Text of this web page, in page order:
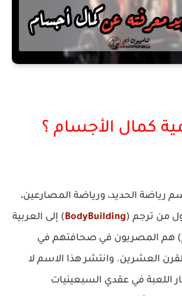
كمال الأجسام ؟
رياضة الحديد، ورياضة المصارعين،
من ترجم (BodyBuilding) إلى العربية
هم المصريون في صحافتهم في
العشرين. وانتشر هذا الاسم لا
اللعبة في عقدي السبعينيات